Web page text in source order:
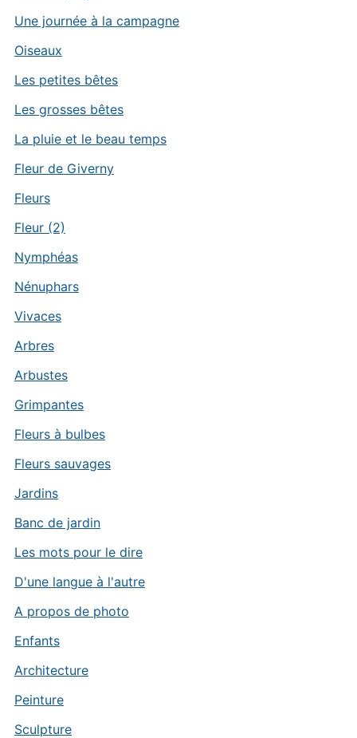
Une journée à la campagne
Oiseaux
Les petites bêtes
Les grosses bêtes
La pluie et le beau temps
Fleur de Giverny
Fleurs
Fleur (2)
Nymphéas
Nénuphars
Vivaces
Arbres
Arbustes
Grimpantes
Fleurs à bulbes
Fleurs sauvages
Jardins
Banc de jardin
Les mots pour le dire
D'une langue à l'autre
A propos de photo
Enfants
Architecture
Peinture
Sculpture